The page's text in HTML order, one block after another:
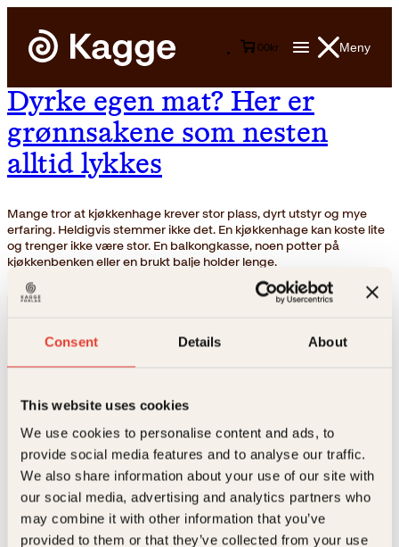
Consent Details About
This website uses cookies
We use cookies to personalise content and ads, to
provide social media features and to analyse our traffic.
We also share information about your use of our site with
our social media, advertising and analytics partners who
may combine it with other information that you’ve
provided to them or that they’ve collected from your use
Meny
00kr
Dyrke egen mat? Her er
grønnsakene som nesten
alltid lykkes
Mange tror at kjøkkenhage krever stor plass, dyrt utstyr og mye
erfaring. Heldigvis stemmer ikke det. En kjøkkenhage kan koste lite
og trenger ikke være stor. En balkongkasse, noen potter på
kjøkkenbenken eller en brukt balje holder lenge.
Kontakt oss
Kundeservice nettbutikk
kundeservice@kagge.no
23 11 82 80